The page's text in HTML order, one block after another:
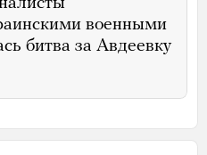
военными
битва за Авдеевку